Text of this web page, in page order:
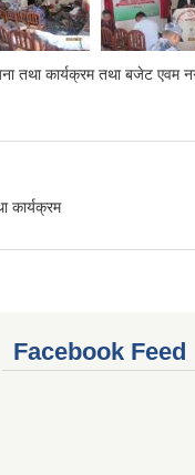
कार्यक्रम तथा बजेट एवम
कार्यक्रम
Facebook Feed